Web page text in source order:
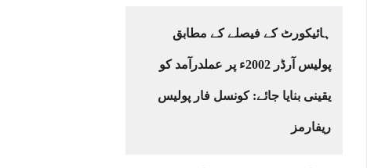
ہائیکورٹ کے فیصلے کے مطابق
پولیس آرڈر 2002ء پر عملدرآمد کو
یقینی بنایا جائے: کونسل فار پولیس
ریفارمز